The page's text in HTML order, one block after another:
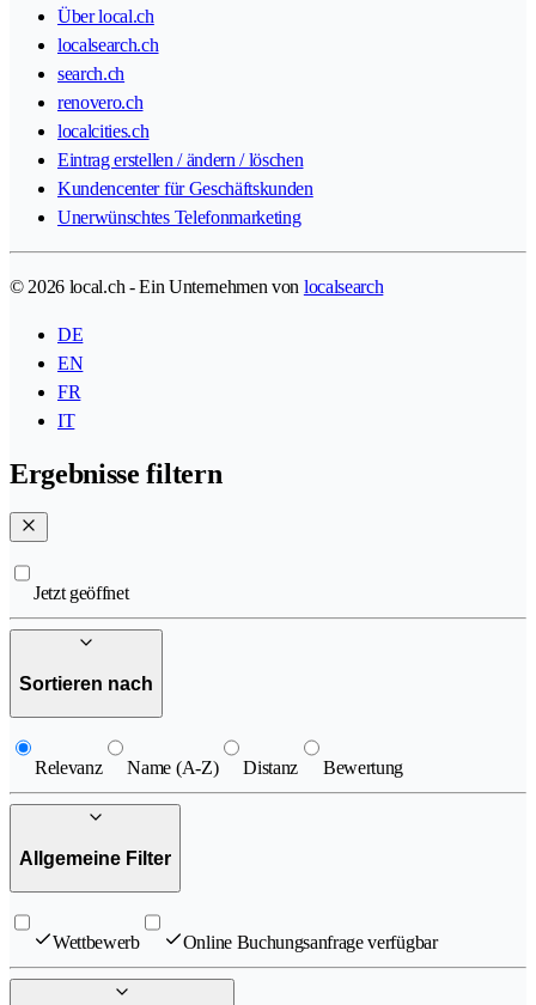
Über local.ch
localsearch.ch
search.ch
renovero.ch
localcities.ch
Eintrag erstellen / ändern / löschen
Kundencenter für Geschäftskunden
Unerwünschtes Telefonmarketing
© 2026 local.ch - Ein Unternehmen von localsearch
DE
EN
FR
IT
Ergebnisse filtern
Jetzt geöffnet
Sortieren nach
Relevanz Name (A-Z) Distanz Bewertung
Allgemeine Filter
Wettbewerb Online Buchungsanfrage verfügbar